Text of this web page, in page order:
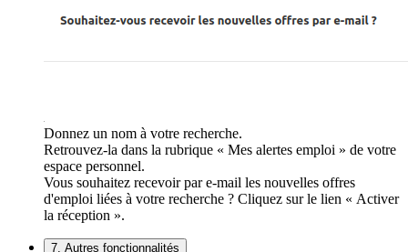
Donnez un nom à votre recherche.
Retrouvez-la dans la rubrique « Mes alertes emploi » de votre
espace personnel.
Vous souhaitez recevoir par e-mail les nouvelles offres
d'emploi liées à votre recherche ? Cliquez sur le lien « Activer
la réception ».
7. Autres fonctionnalités